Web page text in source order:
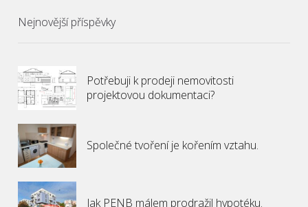
Nejnovější příspěvky
Potřebuji k prodeji nemovitosti
projektovou dokumentaci?
Společné tvoření je kořením vztahu.
Jak PENB málem prodražil hypotéku.